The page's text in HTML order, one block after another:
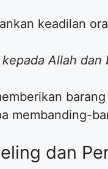
keadilan
Allah
membanding-
dan